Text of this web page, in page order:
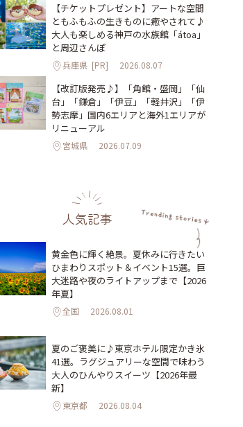
【チケットプレゼント】アートな空間
ともふもふの生きものに癒やされて♪
大人も楽しめる神戸の水族館「átoa」
と周辺さんぽ
兵庫県 [PR] 2026.08.07
【改訂版発売♪】「角館・盛岡」「仙
台」「鎌倉」「伊豆」「軽井沢」「伊
勢志摩」国内6エリアと海外1エリアが
リニューアル
宮城県 2026.07.09
人気記事
黄金色に輝く絶景。夏休みに行きたい
ひまわりスポット＆イベント15選。巨
大迷路や夜のライトアップまで【2026
年夏】
全国 2026.08.01
夏のご褒美に♪東京ホテル限定かき氷
41選。ラグジュアリーな空間で味わう
大人のひんやりスイーツ【2026年最
新】
東京都 2026.08.04